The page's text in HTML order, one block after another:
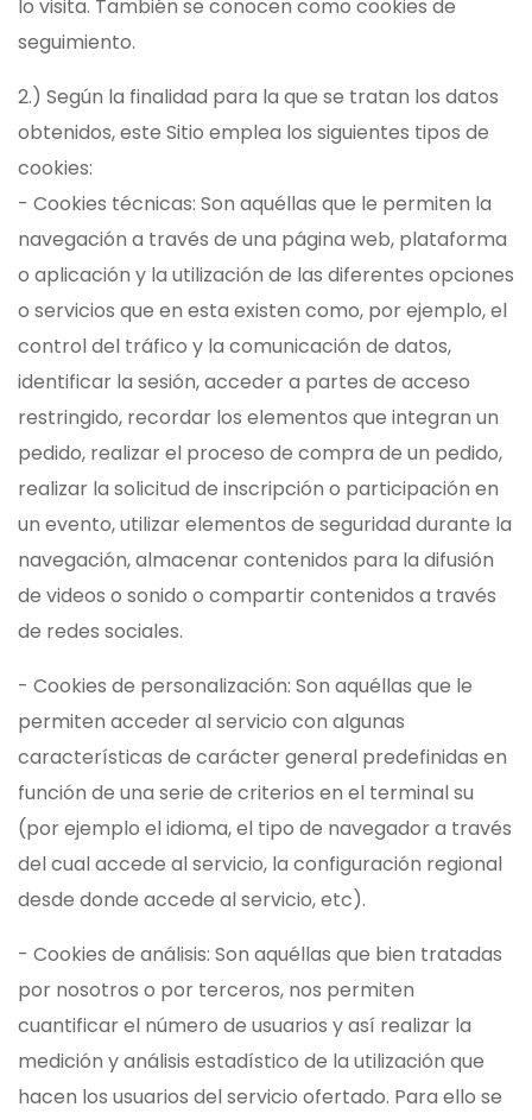
lo visita. También se conocen como cookies de
seguimiento.
2.) Según la finalidad para la que se tratan los datos
obtenidos, este Sitio emplea los siguientes tipos de
cookies:
- Cookies técnicas: Son aquéllas que le permiten la
navegación a través de una página web, plataforma
o aplicación y la utilización de las diferentes opciones
o servicios que en esta existen como, por ejemplo, el
control del tráfico y la comunicación de datos,
identificar la sesión, acceder a partes de acceso
restringido, recordar los elementos que integran un
pedido, realizar el proceso de compra de un pedido,
realizar la solicitud de inscripción o participación en
un evento, utilizar elementos de seguridad durante la
navegación, almacenar contenidos para la difusión
de videos o sonido o compartir contenidos a través
de redes sociales.
- Cookies de personalización: Son aquéllas que le
permiten acceder al servicio con algunas
características de carácter general predefinidas en
función de una serie de criterios en el terminal su
(por ejemplo el idioma, el tipo de navegador a través
del cual accede al servicio, la configuración regional
desde donde accede al servicio, etc).
- Cookies de análisis: Son aquéllas que bien tratadas
por nosotros o por terceros, nos permiten
cuantificar el número de usuarios y así realizar la
medición y análisis estadístico de la utilización que
hacen los usuarios del servicio ofertado. Para ello se